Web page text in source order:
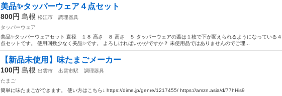
美品✨タッパーウェア４点セット
800円 島根 松江市
調理器具
タッパーウェア
美品✨タッパーウェアセット 直径 １８ 高さ ８ 高さ ５ タッパーウェアの蓋は１枚で下が変えられるようになっている４
点セットです。 使用回数少なく美品✨です。 よろしければいかがですか？ 未使用品ではありませんのでご理...
【新品未使用】味たまごメーカー
100円 島根 出雲市 出雲市駅
調理器具
たまご
簡単に味たまごができます。 使い方はこちら↓ https://dime.jp/genre/1217455/ https://amzn.asia/d/77hHis9